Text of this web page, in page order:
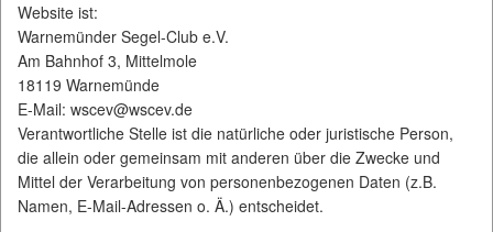
Website ist:
Warnemünder Segel-Club e.V.
Am Bahnhof 3, Mittelmole
18119 Warnemünde
E-Mail: wscev@wscev.de
Verantwortliche Stelle ist die natürliche oder juristische Person,
die allein oder gemeinsam mit anderen über die Zwecke und
Mittel der Verarbeitung von personenbezogenen Daten (z.B.
Namen, E-Mail-Adressen o. Ä.) entscheidet.